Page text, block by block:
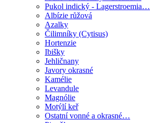
Pukol indický - Lagerstroemia…
Albízie růžová
Azalky
Čilimníky (Cytisus)
Hortenzie
Ibišky
Jehličnany
Javory okrasné
Kamélie
Levandule
Magnólie
Motýlí keř
Ostatní vonné a okrasné…